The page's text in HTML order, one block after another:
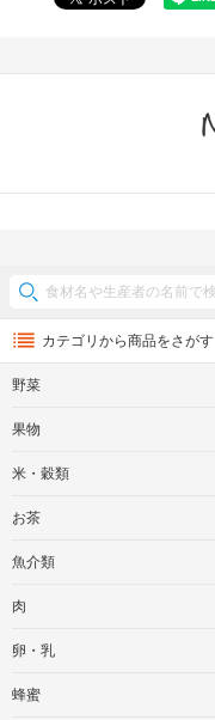
カテゴリから商品をさがす
野菜
果物
米・穀類
お茶
魚介類
肉
卵・乳
蜂蜜